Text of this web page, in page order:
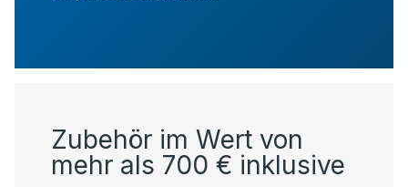
Zubehör im Wert von
mehr als 700 € inklusive